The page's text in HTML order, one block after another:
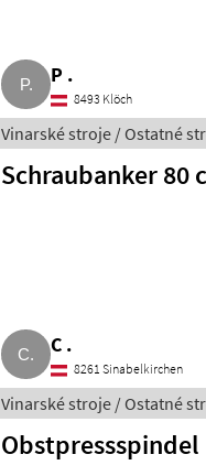
P .
8493 Klöch
Vinarské stroje / Ostatné
Schraubanker 80
C .
8261 Sinabelkirchen
Vinarské stroje / Ostatné
Obstpressspindel